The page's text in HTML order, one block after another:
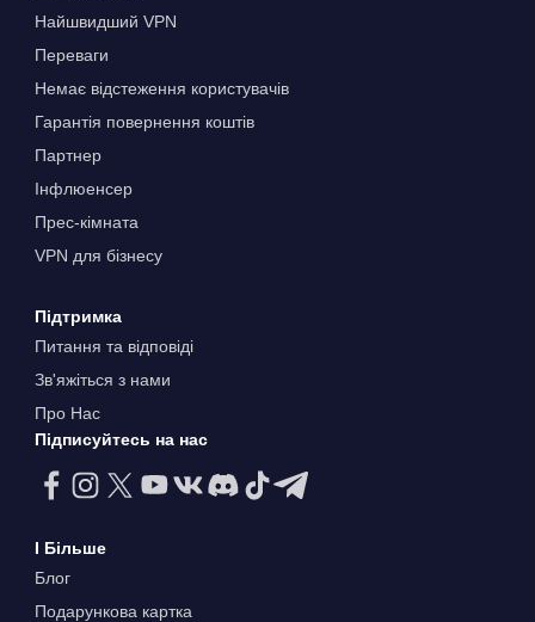
Найшвидший VPN
Переваги
Немає відстеження користувачів
Гарантія повернення коштів
Партнер
Інфлюенсер
Прес-кімната
VPN для бізнесу
Підтримка
Питання та відповіді
Зв'яжіться з нами
Про Нас
Підписуйтесь на нас
І Більше
Блог
Подарункова картка